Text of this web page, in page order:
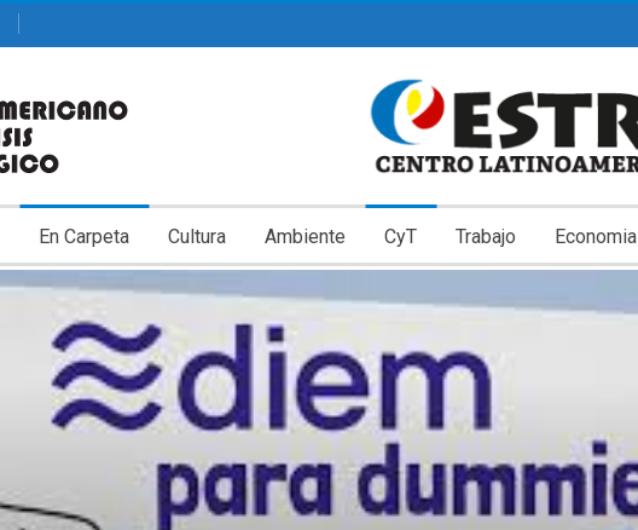
En Carpeta Cultura Ambiente CyT Trabajo Economia